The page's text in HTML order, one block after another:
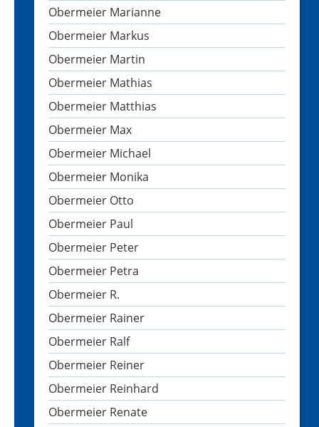
Obermeier Marianne
Obermeier Markus
Obermeier Martin
Obermeier Mathias
Obermeier Matthias
Obermeier Max
Obermeier Michael
Obermeier Monika
Obermeier Otto
Obermeier Paul
Obermeier Peter
Obermeier Petra
Obermeier R.
Obermeier Rainer
Obermeier Ralf
Obermeier Reiner
Obermeier Reinhard
Obermeier Renate